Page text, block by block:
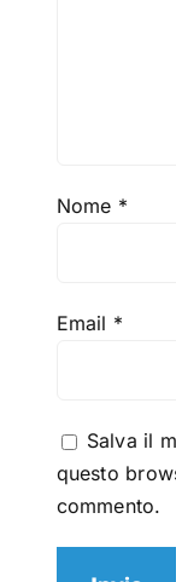
Nome *
Email *
Salva il
questo
commento.